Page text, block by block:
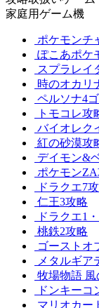
家庭用ゲーム機
ポケモンチ
ぽこあポケ
スプラレイ
時のオカリ
ペルソナ4
トモコレ攻
バイオレク
紅の砂漠攻
デイモン&
ポケモン
ドラクエ7
仁王3攻略
ドラクエ1
桃鉄2攻略
ゴーストオ
メタルギア
牧場物語
ドンキーコ
マリオカー